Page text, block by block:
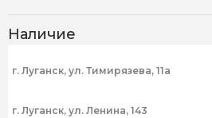
Наличие
г. Луганск, ул. Тимирязева, 11а
г. Луганск, ул. Ленина, 143